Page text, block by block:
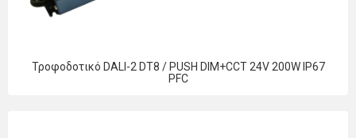
Τροφοδοτικό DALI-2 DT8 / PUSH DIM+CCT 24V 200W IP67
PFC